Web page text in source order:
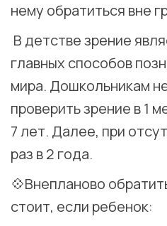
нему обратиться вне
В детстве зрение
главных способов
мира. Дошкольникам
проверить зрение в 1
7 лет. Далее, при
раз в 2 года.
💠Внепланово
стоит, если ребенок: